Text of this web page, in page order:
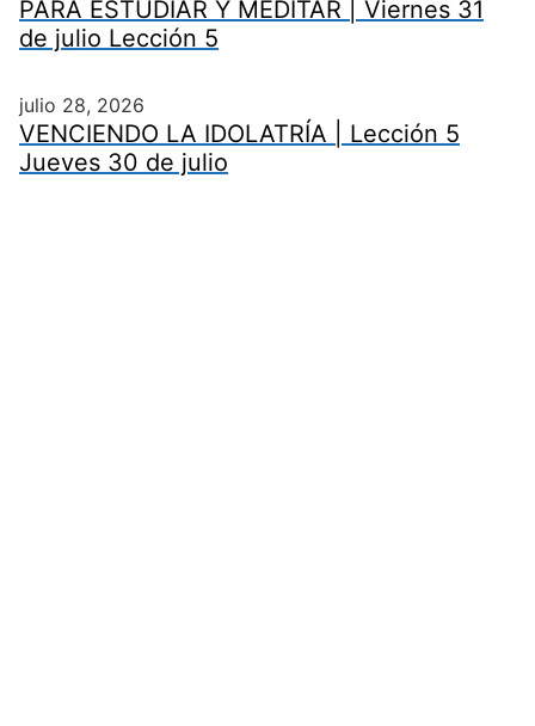
PARA ESTUDIAR Y MEDITAR | Viernes 31
de julio Lección 5
julio 28, 2026
VENCIENDO LA IDOLATRÍA | Lección 5
Jueves 30 de julio